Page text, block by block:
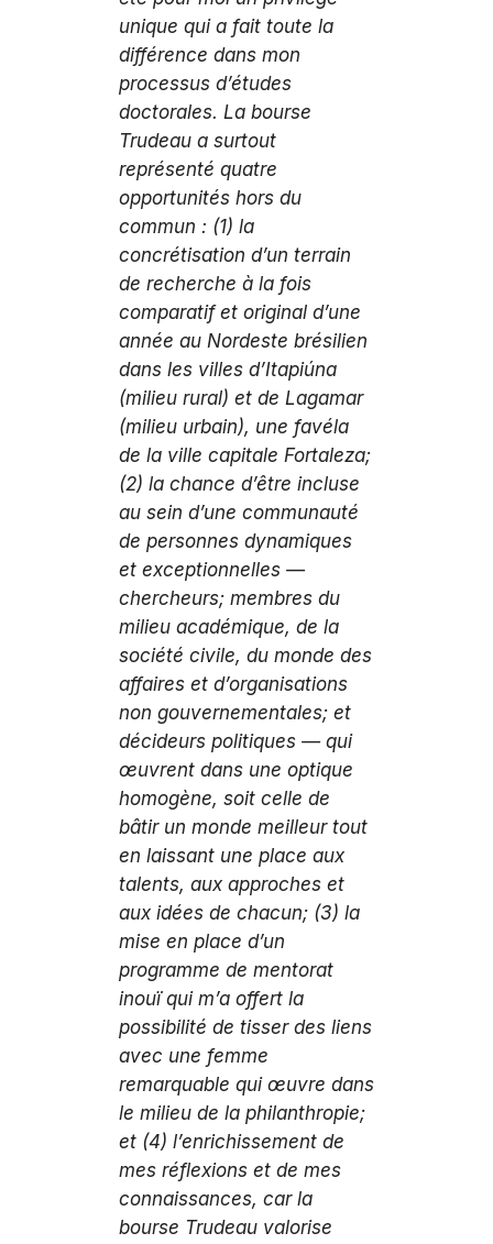
unique qui a fait toute la
différence dans mon
processus d’études
doctorales. La bourse
Trudeau a surtout
représenté quatre
opportunités hors du
commun : (1) la
concrétisation d’un terrain
de recherche à la fois
comparatif et original d’une
année au Nordeste brésilien
dans les villes d’Itapiúna
(milieu rural) et de Lagamar
(milieu urbain), une favéla
de la ville capitale Fortaleza;
(2) la chance d’être incluse
au sein d’une communauté
de personnes dynamiques
et exceptionnelles —
chercheurs; membres du
milieu académique, de la
société civile, du monde des
affaires et d’organisations
non gouvernementales; et
décideurs politiques — qui
œuvrent dans une optique
homogène, soit celle de
bâtir un monde meilleur tout
en laissant une place aux
talents, aux approches et
aux idées de chacun; (3) la
mise en place d’un
programme de mentorat
inouï qui m’a offert la
possibilité de tisser des liens
avec une femme
remarquable qui œuvre dans
le milieu de la philanthropie;
et (4) l’enrichissement de
mes réflexions et de mes
connaissances, car la
bourse Trudeau valorise